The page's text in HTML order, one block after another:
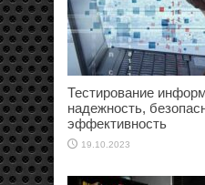
Тестирование
надежность,
эффективность
19.10.2023